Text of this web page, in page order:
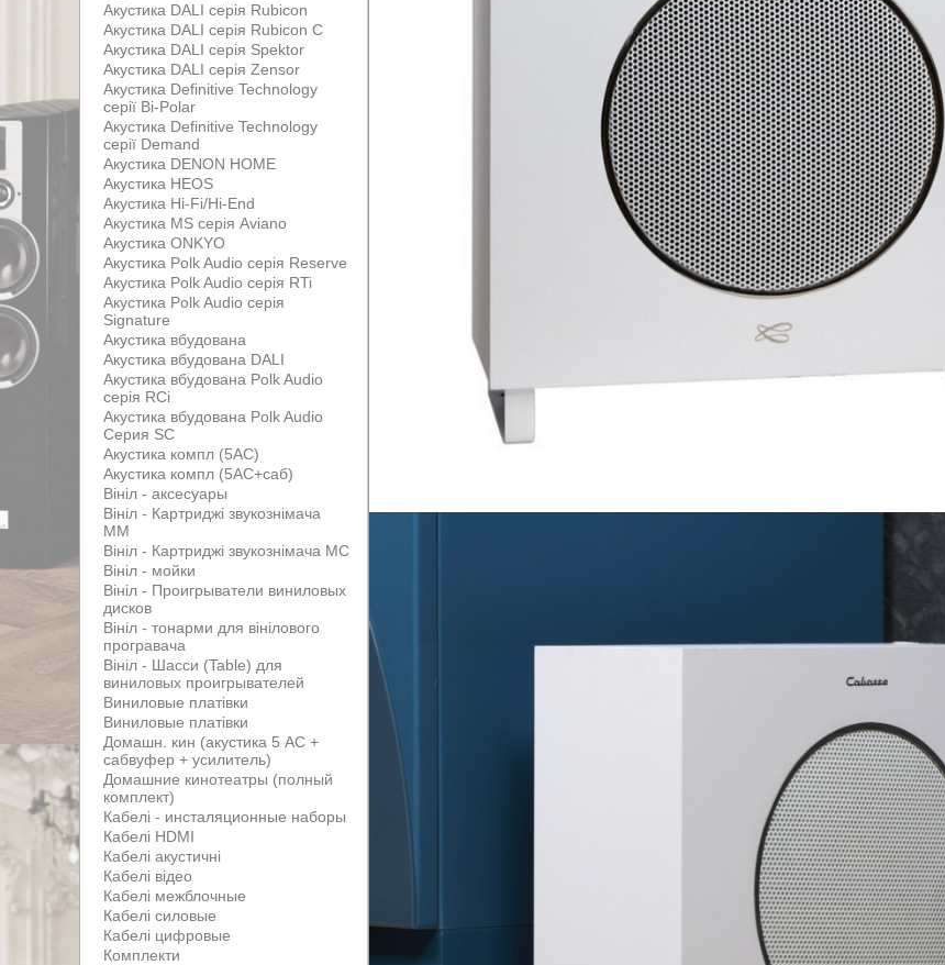
Акустика DALI серія Rubicon
Акустика DALI серія Rubicon С
Акустика DALI серія Spektor
Акустика DALI серія Zensor
Акустика Definitive Technology
серії Bi-Polar
Акустика Definitive Technology
серії Demand
Акустика DENON HOME
Акустика HEOS
Акустика Hi-Fi/Hi-End
Акустика MS серія Aviano
Акустика ONKYO
Акустика Polk Audio серія Reserve
Акустика Polk Audio серія RTi
Акустика Polk Audio серія
Signature
Акустика вбудована
Акустика вбудована DALI
Акустика вбудована Polk Audio
серія RCi
Акустика вбудована Polk Audio
Серия SC
Акустика компл (5АС)
Акустика компл (5АС+саб)
Вініл - аксесуары
Вініл - Картриджі звукознімача
MM
Вініл - Картриджі звукознімача MС
Вініл - мойки
Вініл - Проигрыватели виниловых
дисков
Вініл - тонарми для вінілового
програвача
Вініл - Шасси (Table) для
виниловых проигрывателей
Виниловые платівки
Виниловые платівки
Домашн. кин (акустика 5 АС +
сабвуфер + усилитель)
Домашние кинотеатры (полный
комплект)
Кабелі - инсталяционные наборы
Кабелі HDMI
Кабелі акустичні
Кабелі відео
Кабелі межблочные
Кабелі силовые
Кабелі цифровые
Комплекти